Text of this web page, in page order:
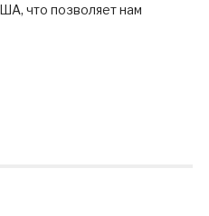
что позволяет нам